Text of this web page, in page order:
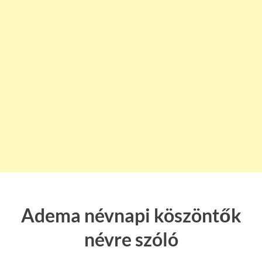
Adema névnapi köszöntők
névre szóló